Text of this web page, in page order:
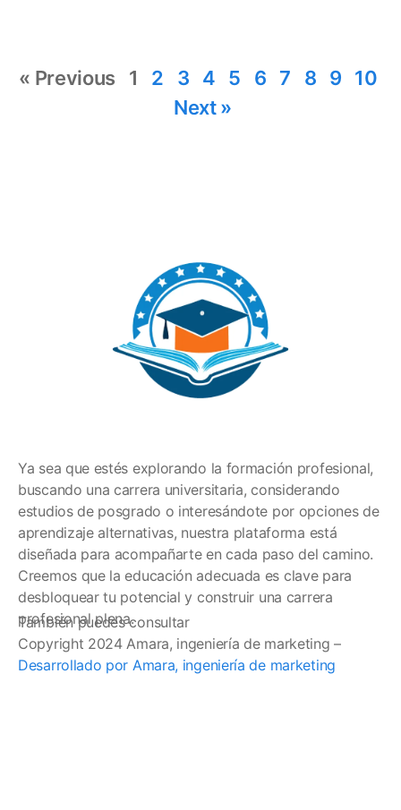
« Previous 1 2 3 4 5 6 7 8 9
10
Next »
Ya sea que estés explorando la formación profesional,
buscando una carrera universitaria, considerando
estudios de posgrado o interesándote por opciones de
aprendizaje alternativas, nuestra plataforma está
diseñada para acompañarte en cada paso del camino.
Creemos que la educación adecuada es clave para
desbloquear tu potencial y construir una carrera
profesional plena.
También puedes consultar
Copyright 2024 Amara, ingeniería de marketing –
Desarrollado por Amara, ingeniería de marketing